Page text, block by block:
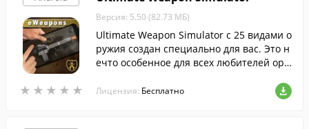
★ ★ ★ ★ ★
★ ★ ★ ★ ★
Версия: 5.50 (82.73 МБ)
Ultimate Weapon Simulator с 25 видами о
ружия создан специально для вас. Это н
ечто особенное для всех любителей ору
личного огнестрельного оружия и оруж
Лицензия: Бесплатно